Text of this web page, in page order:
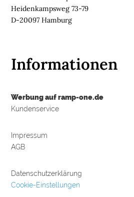
Heidenkampsweg 73-79
D-20097 Hamburg
Informationen
Werbung auf ramp-one.de
Kundenservice
Impressum
AGB
Datenschutzerklärung
Cookie-Einstellungen